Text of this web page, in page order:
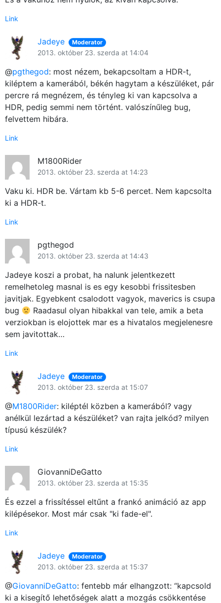
Link
Jadeye Moderator
2013. október 23. szerda at 14:04
@pgthegod: most nézem, bekapcsoltam a HDR-t,
kiléptem a kamerából, békén hagytam a készüléket, pár
percre rá megnézem, és tényleg ki van kapcsolva a
HDR, pedig semmi nem történt. valószínűleg bug,
felvettem hibára.
Link
M1800Rider
2013. október 23. szerda at 14:23
Vaku ki. HDR be. Vártam kb 5-6 percet. Nem kapcsolta
ki a HDR-t.
Link
pgthegod
2013. október 23. szerda at 14:43
Jadeye koszi a probat, ha nalunk jelentkezett
remelhetoleg masnal is es egy kesobbi frissitesben
javitjak. Egyebkent csalodott vagyok, maverics is csupa
bug
Raadasul olyan hibakkal van tele, amik a beta
verziokban is elojottek mar es a hivatalos megjelenesre
sem javitottak…
Link
Jadeye Moderator
2013. október 23. szerda at 15:07
@M1800Rider: kiléptél közben a kamerából? vagy
anélkül lezártad a készüléket? van rajta jelkód? milyen
típusú készülék?
Link
GiovanniDeGatto
2013. október 23. szerda at 15:35
És ezzel a frissítéssel eltűnt a frankó animáció az app
kilépésekor. Most már csak "ki fade-el".
Link
Jadeye Moderator
2013. október 23. szerda at 15:37
@GiovanniDeGatto: fentebb már elhangzott: “kapcsold
ki a kisegítő lehetőségek alatt a mozgás csökkentése